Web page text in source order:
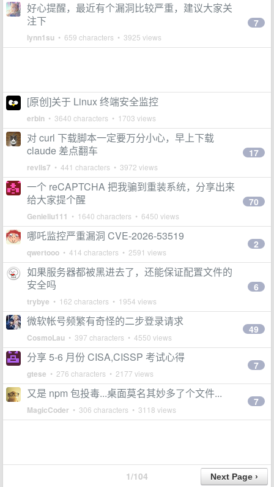
好心提醒，最近有个漏洞比较严重，建议大家关
注下
lynn1su • 659 characters • 3925 views
7
[原创]关于 Linux 终端安全监控
erbin • 3640 characters • 1703 views
对 curl 下载脚本一定要万分小心，早上下载
claude 差点翻车
revlis7 • 441 characters • 3972 views
17
一个 reCAPTCHA 把我骗到重装系统，分享出来
给大家提个醒
Genieliu111 • 1640 characters • 6450 views
70
哪吒监控严重漏洞 CVE-2026-53519
qwertooo • 414 characters • 2591 views
2
如果服务器都被黑进去了，还能保证配置文件的
安全吗
trybye • 162 characters • 1954 views
6
微软帐号频繁有奇怪的二步登录请求
CosmoLau • 397 characters • 4550 views
49
分享 5-6 月份 CISA,CISSP 考试心得
gtese • 276 characters • 2177 views
7
又是 npm 包投毒...桌面莫名其妙多了个文件...
MagicCoder • 306 characters • 3118 views
7
1/104